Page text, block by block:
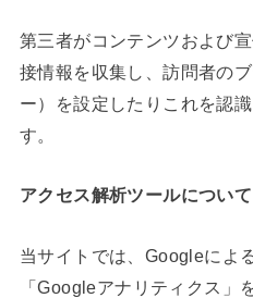
第三者がコンテンツおよび
接情報を収集し、訪問者の
ー）を設定したりこれを認
す。
アクセス解析ツールについて
当サイトでは、Googleによ
「Googleアナリティクス」